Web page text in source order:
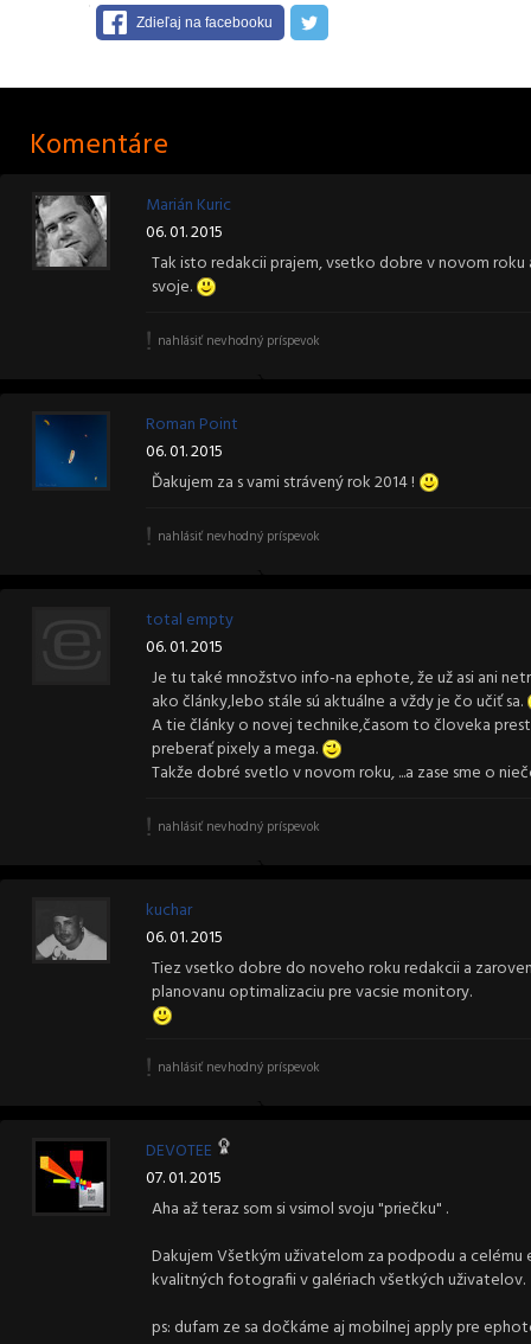
Zdieľaj na facebooku
Komentáre
Marián Kuric
06. 01. 2015
Tak isto redakcii prajem, vsetko dobre v novom
svoje.
nahlásiť nevhodný príspevok
Roman Point
06. 01. 2015
Ďakujem za s vami strávený rok 2014 !
nahlásiť nevhodný príspevok
total empty
06. 01. 2015
Je tu také množstvo info-na ephote, že už asi ani
ako články,lebo stále sú aktuálne a vždy je čo učiť sa.
A tie články o novej technike,časom to človeka
preberať pixely a mega.
Takže dobré svetlo v novom roku, ...a zase sme o
nahlásiť nevhodný príspevok
kuchar
06. 01. 2015
Tiez vsetko dobre do noveho roku redakcii a
planovanu optimalizaciu pre vacsie monitory.
nahlásiť nevhodný príspevok
DEVOTEE
07. 01. 2015
Aha až teraz som si vsimol svoju "priečku" .
Dakujem Všetkým uživatelom za podpodu a
kvalitných fotografii v galériach všetkých uživatelov.
ps: dufam ze sa dočkáme aj mobilnej apply pre